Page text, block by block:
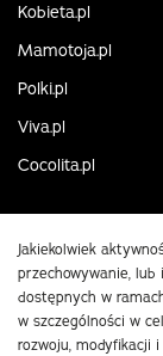
Kobieta.pl
Mamotoja.pl
Polki.pl
Viva.pl
Cocolita.pl
Jakiekolwiek
przechowywanie,
dostępnych w
w szczególności w
rozwoju, modyfikacji